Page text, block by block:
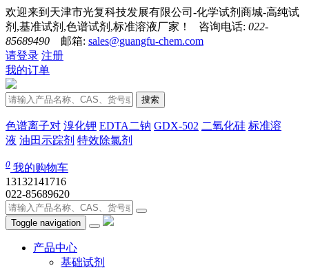
欢迎来到天津市光复科技发展有限公司-化学试剂商城-高纯试
剂,基准试剂,色谱试剂,标准溶液厂家！ 咨询电话: 022-
85689490 邮箱: sales@guangfu-chem.com
请登录 注册
我的订单
搜索
色谱离子对 溴化钾 EDTA二钠 GDX-502 二氧化硅 标准溶
液 油田示踪剂 特效除氯剂
0 我的购物车
13132141716
022-85689620
Toggle navigation
产品中心
基础试剂